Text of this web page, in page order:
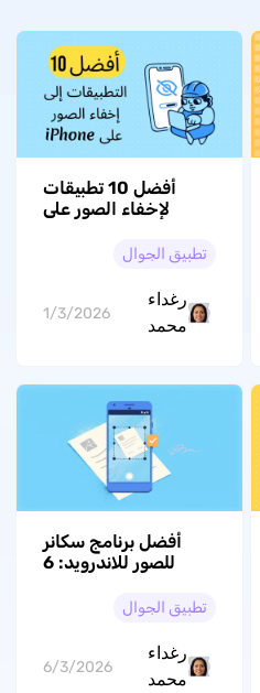
أفضل 10 تطبيقات
لإخفاء الصور على
تطبيق الجوال
رغداء
محمد
1/3/2026
أفضل برنامج سكانر
للصور للاندرويد: 6
والمستندات إلى PDF
تطبيق الجوال
رغداء
محمد
6/3/2026